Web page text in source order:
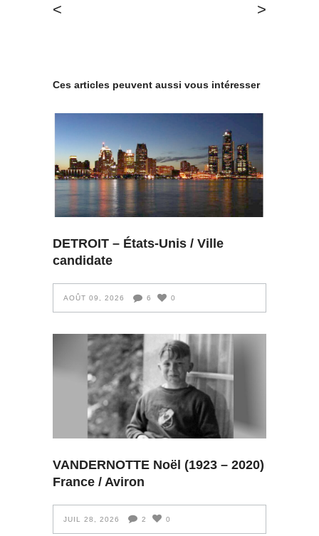
< >
Ces articles peuvent aussi vous intéresser
DETROIT – États-Unis / Ville
candidate
AOÛT 09, 2026 6 0
VANDERNOTTE Noël (1923 – 2020)
France / Aviron
JUIL 28, 2026 2 0